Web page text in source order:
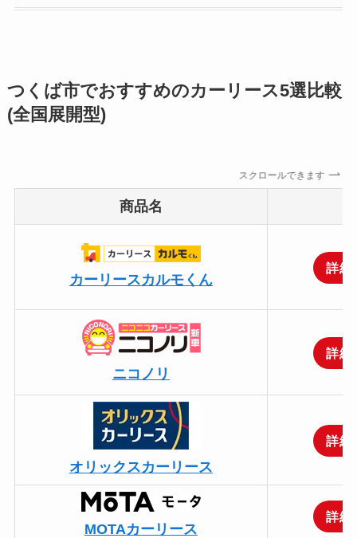
つくば市でおすすめのカーリース5選比較
(全国展開型)
スクロールできます
商品名
カーリースカルモくん
詳細
ニコノリ
詳細
オリックスカーリース
詳細
MOTAカーリース
詳細